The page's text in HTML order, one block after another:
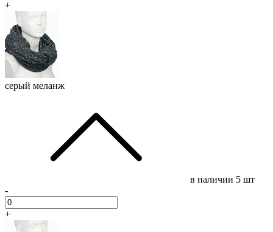
+
серый меланж
в наличии 5 шт
-
+